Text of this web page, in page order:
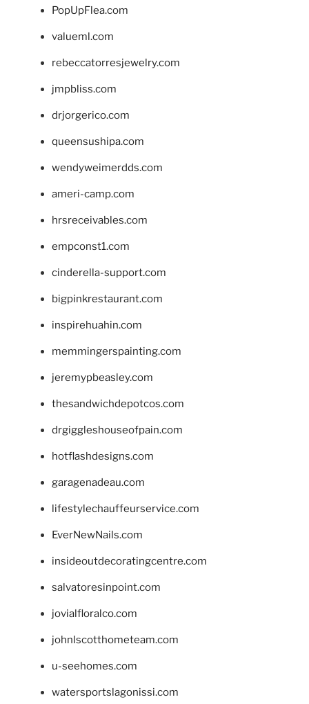
PopUpFlea.com
valueml.com
rebeccatorresjewelry.com
jmpbliss.com
drjorgerico.com
queensushipa.com
wendyweimerdds.com
ameri-camp.com
hrsreceivables.com
empconst1.com
cinderella-support.com
bigpinkrestaurant.com
inspirehuahin.com
memmingerspainting.com
jeremypbeasley.com
thesandwichdepotcos.com
drgiggleshouseofpain.com
hotflashdesigns.com
garagenadeau.com
lifestylechauffeurservice.com
EverNewNails.com
insideoutdecoratingcentre.com
salvatoresinpoint.com
jovialfloralco.com
johnlscotthometeam.com
u-seehomes.com
watersportslagonissi.com